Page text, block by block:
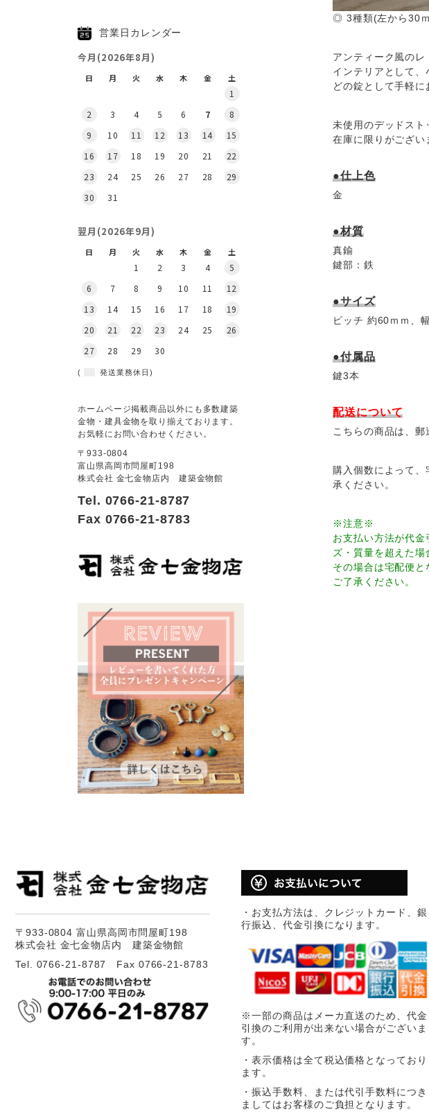
◎ 3種類(左から30
アンティーク風のレ
インテリアとして
どの錠として手軽に
未使用のデッドスト
在庫に限りがござい
●仕上色
金
●材質
真鍮
鍵部：鉄
●サイズ
ピッチ 約60ｍｍ、
●付属品
鍵3本
配送について
こちらの商品は、郵
購入個数によって
承ください。
※注意※
お支払い方法が代
ズ・質量を超えた場
その場合は宅配便と
ご了承ください。
営業日カレンダー
今月(2026年8月)
日 月 火 水 木 金 土
1
2
3 4 5 6 7
8
9
10 11 12 13 14
15
16
17 18 19 20 21
22
23
24 25 26 27 28
29
30
31
翌月(2026年9月)
日 月 火 水 木 金 土
1 2 3 4
5
6
7 8 9 10 11
12
13
14 15 16 17 18
19
20
21 22 23 24 25
26
27
28 29 30
( 発送業務休日)
ホームページ掲載商品以外にも多数建築
金物・建具金物を取り揃えております。
お気軽にお問い合わせください。
〒933-0804
富山県高岡市問屋町198
株式会社 金七金物店内 建築金物館
Tel. 0766-21-8787
Fax 0766-21-8783
〒933-0804 富山県高岡市問屋町198
株式会社 金七金物店内 建築金物館
Tel. 0766-21-8787 Fax 0766-21-8783
・お支払方法は、クレジットカード、銀
行振込、代金引換になります。
※一部の商品はメーカ直送のため、代金
引換のご利用が出来ない場合がございま
す。
・表示価格は全て税込価格となっており
ます。
・振込手数料、または代引手数料につき
ましてはお客様のご負担となります。